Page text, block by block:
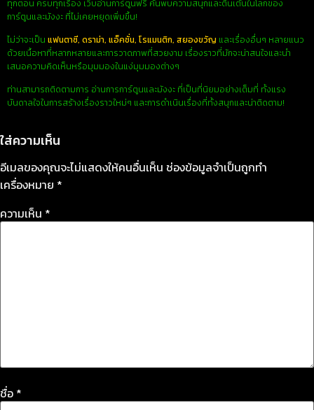
ทุกตอน ครบทุกเรื่อง เว็บอ่านการ์ตูนฟรี ค้นพบความสนุกและตื่นเต้นในโลกของ
การ์ตูนและมังงะ ที่ไม่เคยหยุดเพิ่มขึ้น!
ไม่ว่าจะเป็น แฟนตาซี, ดราม่า, แอ็คชั่น, โรแมนติก, สยองขวัญ และเรื่องอื่นๆ หลายแนว
ด้วยเนื้อหาที่หลากหลายและการวาดภาพที่สวยงาม เรื่องราวที่มักจะน่าสนใจและนำ
เสนอความคิดเห็นหรือมุมมองในแง่มุมมองต่างๆ
ท่านสามารถติดตามการ อ่านการการ์ตูนและมังงะ ที่เป็นที่นิยมอย่างเต็มที่ ทั้งแรง
บันดาลใจในการสร้างเรื่องราวใหม่ๆ และการดำเนินเรื่องที่ทั้งสนุกและน่าติดตาม!
ใส่ความเห็น
อีเมลของคุณจะไม่แสดงให้คนอื่นเห็น ช่องข้อมูลจำเป็นถูกทำ
เครื่องหมาย *
ความเห็น *
ชื่อ *